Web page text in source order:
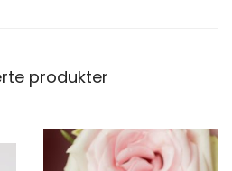
produkter